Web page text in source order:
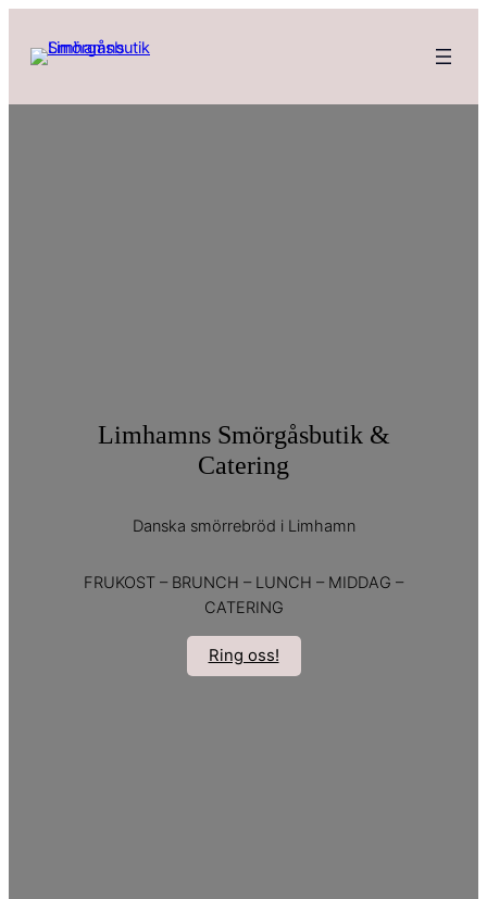
Limhamns Smörgåsbutik &
Catering
Danska smörrebröd i Limhamn
FRUKOST – BRUNCH – LUNCH – MIDDAG –
CATERING
Ring oss!